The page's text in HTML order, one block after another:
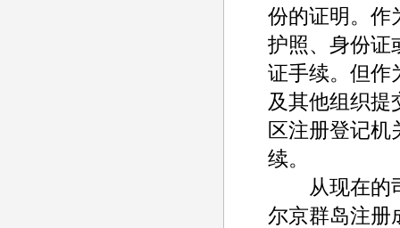
份的证明。作
护照、身份证
证手续。但作
及其他组织提
区注册登记机
续。
从现在的司
尔京群岛注册